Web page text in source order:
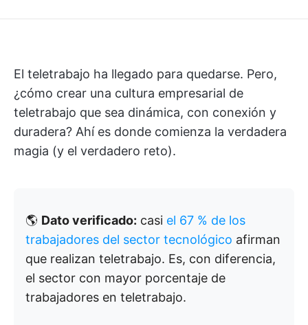
El teletrabajo ha llegado para quedarse. Pero,
¿cómo crear una cultura empresarial de
teletrabajo que sea dinámica, con conexión y
duradera? Ahí es donde comienza la verdadera
magia (y el verdadero reto).
🌎 Dato verificado: casi el 67 % de los
trabajadores del sector tecnológico afirman
que realizan teletrabajo. Es, con diferencia,
el sector con mayor porcentaje de
trabajadores en teletrabajo.